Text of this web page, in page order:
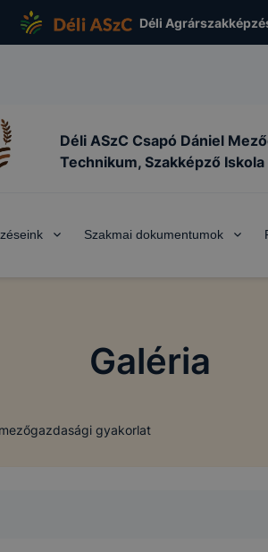
Déli
Déli ASzC Csapó Dániel
Technikum, Szakképző
Szakmai dokumentumok
Galéria
gyakorlat